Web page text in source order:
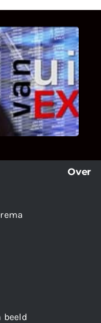
van de
Stones aan
beeld
Over